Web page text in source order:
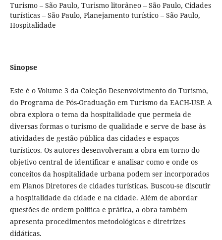
Turismo – São Paulo, Turismo litorâneo – São Paulo, Cidades
turísticas – São Paulo, Planejamento turístico – São Paulo,
Hospitalidade
Sinopse
Este é o Volume 3 da Coleção Desenvolvimento do Turismo,
do Programa de Pós-Graduação em Turismo da EACH-USP. A
obra explora o tema da hospitalidade que permeia de
diversas formas o turismo de qualidade e serve de base às
atividades de gestão pública das cidades e espaços
turísticos. Os autores desenvolveram a obra em torno do
objetivo central de identificar e analisar como e onde os
conceitos da hospitalidade urbana podem ser incorporados
em Planos Diretores de cidades turísticas. Buscou-se discutir
a hospitalidade da cidade e na cidade. Além de abordar
questões de ordem política e prática, a obra também
apresenta procedimentos metodológicas e diretrizes
didáticas.